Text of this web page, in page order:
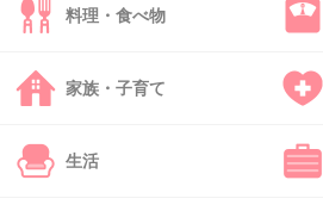
シーはひとりで遊びに行ける
+94
料理・食べ物
家族・子育て
生活